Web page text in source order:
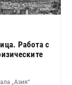
Работа с
„Азия“